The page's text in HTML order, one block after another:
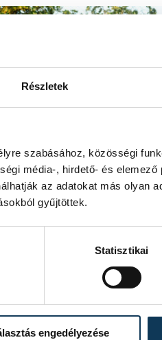
Részletek
szabásához, közösségi
média-, hirdető- és
az adatokat más olyan
gyűjtöttek.
Statisztikai
engedélyezése